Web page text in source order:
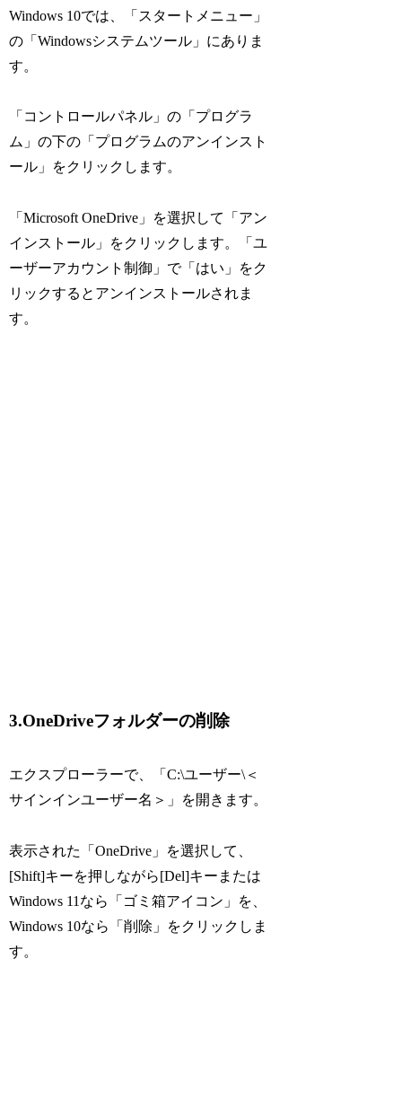
Windows 10では、「スタートメニュー」
の「Windowsシステムツール」にありま
す。
「コントロールパネル」の「プログラ
ム」の下の「プログラムのアンインスト
ール」をクリックします。
「Microsoft OneDrive」を選択して「アン
インストール」をクリックします。「ユ
ーザーアカウント制御」で「はい」をク
リックするとアンインストールされま
す。
3.OneDriveフォルダーの削除
エクスプローラーで、「C:\ユーザー\＜
サインインユーザー名＞」を開きます。
表示された「OneDrive」を選択して、
[Shift]キーを押しながら[Del]キーまたは
Windows 11なら「ゴミ箱アイコン」を、
Windows 10なら「削除」をクリックしま
す。